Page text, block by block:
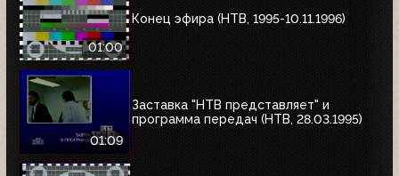
01:00
Конец эфира (НТВ, 1995-10.11.1996)
01:09
Заставка "НТВ представляет" и
программа передач (НТВ, 28.03.1995)